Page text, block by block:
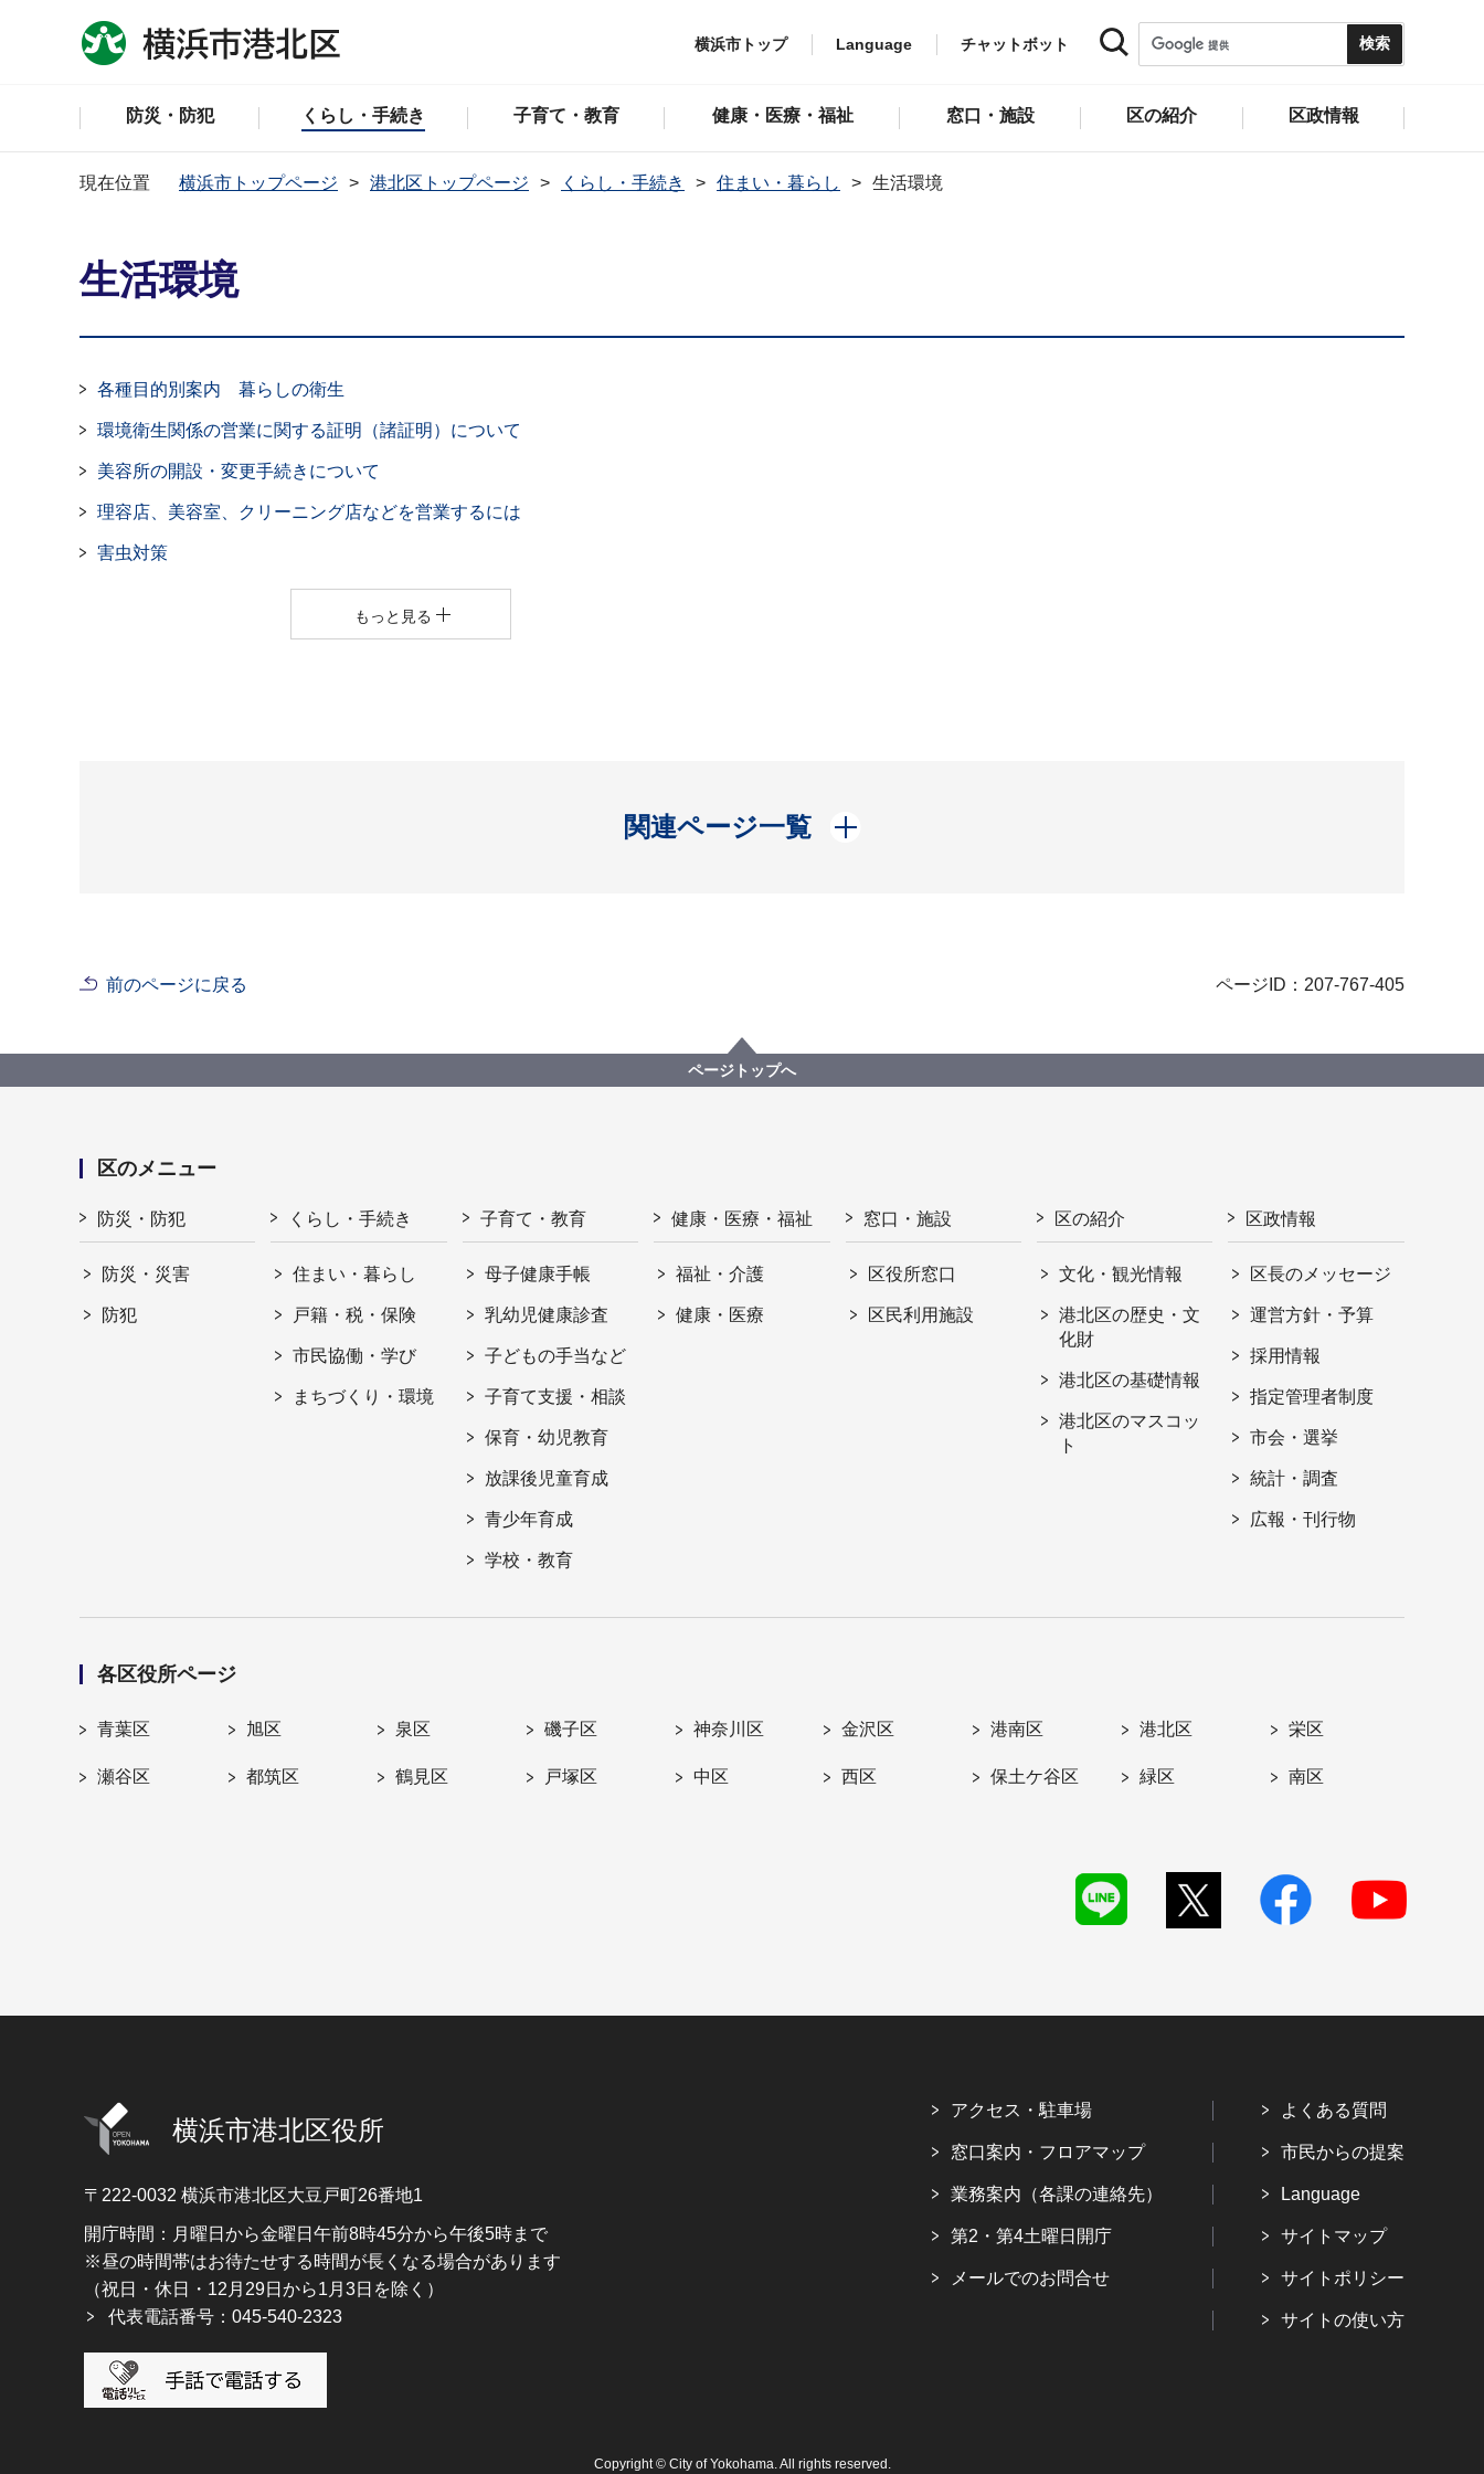
横浜市トップ Language チャットボット
防災・防犯 くらし・手続き 子育て・教育 健康・医療・福祉 窓口・施設 区の紹介 区政情報
現在位置 横浜市トップページ 港北区トップページ くらし・手続き 住まい・暮らし 生活環境
生活環境
各種目的別案内 暮らしの衛生
環境衛生関係の営業に関する証明（諸証明）について
美容所の開設・変更手続きについて
理容店、美容室、クリーニング店などを営業するには
害虫対策
もっと見る
関連ページ一覧
開く
前のページに戻る ページID：207-767-405
ページトップへ
区のメニュー
防災・防犯
防災・災害
防犯
くらし・手続き
住まい・暮らし
戸籍・税・保険
市民協働・学び
まちづくり・環境
子育て・教育
母子健康手帳
乳幼児健康診査
子どもの手当など
子育て支援・相談
保育・幼児教育
放課後児童育成
青少年育成
学校・教育
健康・医療・福祉
福祉・介護
健康・医療
窓口・施設
区役所窓口
区民利用施設
区の紹介
文化・観光情報
港北区の歴史・文
化財
港北区の基礎情報
港北区のマスコッ
ト
区政情報
区長のメッセージ
運営方針・予算
採用情報
指定管理者制度
市会・選挙
統計・調査
広報・刊行物
各区役所ページ
青葉区 旭区 泉区 磯子区 神奈川区 金沢区 港南区 港北区 栄区
瀬谷区 都筑区 鶴見区 戸塚区 中区 西区 保土ケ谷区 緑区 南区
横浜市港北区役所
〒222-0032 横浜市港北区大豆戸町26番地1
開庁時間：月曜日から金曜日午前8時45分から午後5時まで
※昼の時間帯はお待たせする時間が長くなる場合があります
（祝日・休日・12月29日から1月3日を除く）
代表電話番号：045-540-2323
アクセス・駐車場
窓口案内・フロアマップ
業務案内（各課の連絡先）
第2・第4土曜日開庁
メールでのお問合せ
よくある質問
市民からの提案
Language
サイトマップ
サイトポリシー
サイトの使い方
Copyright © City of Yokohama. All rights reserved.